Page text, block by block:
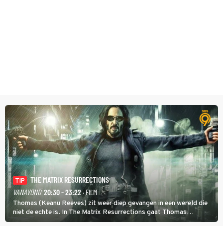
TIP
THE MATRIX RESURRECTIONS
VANAVOND 20:30 - 23:22· FILM
Thomas (Keanu Reeves) zit weer diep gevangen in een wereld die
niet de echte is. In The Matrix Resurrections gaat Thomas
proberen uit deze schijnwereld te ontsnappen.